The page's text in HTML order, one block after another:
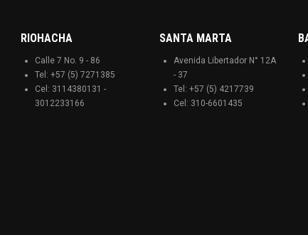
RIOHACHA
Calle 7 No. 9 - 86
Tel: +57 (5) 7271385
Cel: 3114380131 -
3012233166
SANTA MARTA
Avenida Libertador N° 12A
- 37
Tel: +57 (5) 4217739
Cel: 310-6601435